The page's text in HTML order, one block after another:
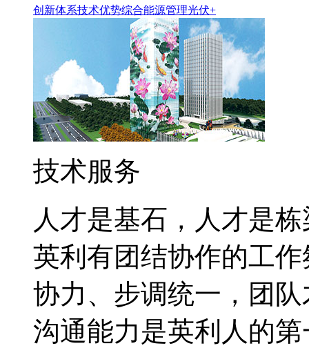
创新体系技术优势综合能源管理光伏+
技术服务
人才是基石，人才是
英利有团结协作的工
协力、步调统一，团
沟通能力是英利人的